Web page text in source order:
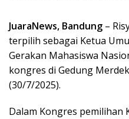
JuaraNews, Bandung –
terpilih sebagai Ketua
Gerakan Mahasiswa
kongres di Gedung
(30/7/2025).
Dalam Kongres pemilihan